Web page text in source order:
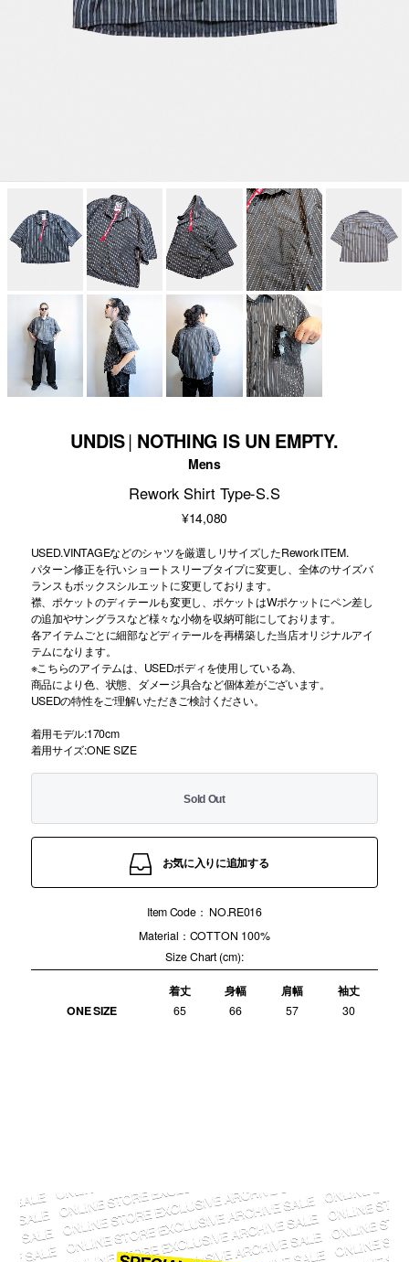
UNDIS NOTHING IS UN EMPTY.
Mens
Rework Shirt Type-S.S
¥14,080
USED.VINTAGEなどのシャツを厳選しリサイズしたRework ITEM.
パターン修正を行いショートスリーブタイプに変更し、全体のサイズバ
ランスもボックスシルエットに変更しております。
襟、ポケットのディテールも変更し、ポケットはWポケットにペン差し
の追加やサングラスなど様々な小物を収納可能にしております。
各アイテムごとに細部などディテールを再構築した当店オリジナルアイ
テムになります。
※こちらのアイテムは、USEDボディを使用している為、
商品により色、状態、ダメージ具合など個体差がございます。
USEDの特性をご理解いただきご検討ください。
着用モデル:170cm
着用サイズ:ONE SIZE
Sold Out
お気に入りに追加する
Item Code： NO.RE016
Material：COTTON 100%
Size Chart (cm):
着丈 身幅 肩幅
袖丈
ONE SIZE
65 66 57 30